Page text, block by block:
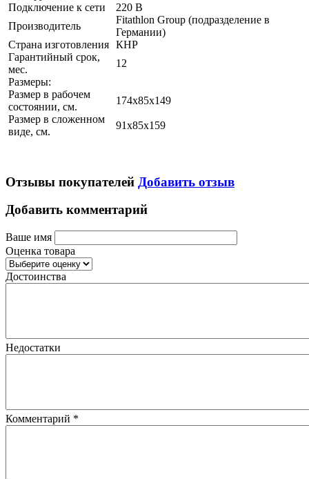
Подключение к сети
220 В
Производитель
Fitathlon Group (подразделение в
Германии)
Страна изготовления КНР
Гарантийный срок,
мес.
12
Размеры:
Размер в рабочем
состоянии, см.
174х85x149
Размер в сложенном
виде, см.
91х85x159
Отзывы покупателей Добавить отзыв
Добавить комментарий
Ваше имя
Оценка товара
Достоинства
Недостатки
Комментарий *